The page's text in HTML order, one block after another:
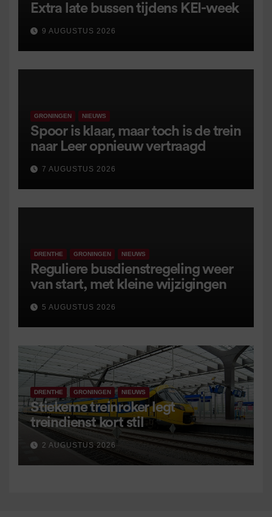
Extra late bussen tijdens KEI-week
9 AUGUSTUS 2026
GRONINGEN NIEUWS
Spoor is klaar, maar toch is de trein
naar Leer opnieuw vertraagd
7 AUGUSTUS 2026
DRENTHE GRONINGEN NIEUWS
Reguliere busdienstregeling weer
van start, met kleine wijzigingen
5 AUGUSTUS 2026
DRENTHE GRONINGEN NIEUWS
Stiekeme treinroker legt
treindienst kort stil
2 AUGUSTUS 2026